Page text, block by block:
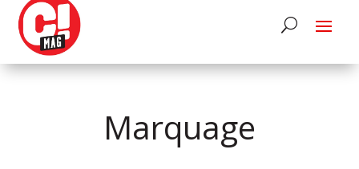
Marquage